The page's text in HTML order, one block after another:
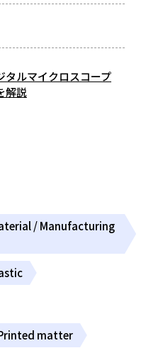
タルマイクロスコープ
解説
/ Manufacturing
matter